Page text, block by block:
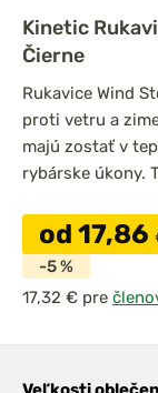
Kinetic
Čierne
Rukavice Wind
proti vetru a
majú zostať v
rybárske úkony.
od 17,86
-5 %
pre